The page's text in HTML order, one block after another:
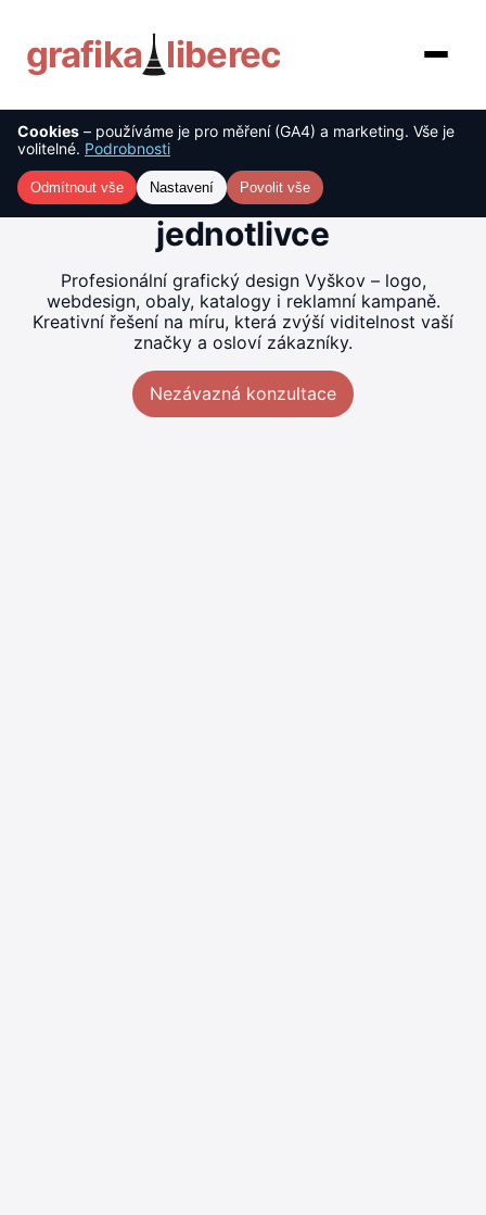
grafika liberec
O nás
Služby
Reference
Cookies – používáme je pro měření (GA4) a marketing. Vše je
volitelné. Podrobnosti
Odmítnout vše Nastavení Povolit vše
Tvorba grafiky Vyškov –
kreativní řešení pro firmy i
jednotlivce
Profesionální grafický design Vyškov – logo,
webdesign, obaly, katalogy i reklamní kampaně.
Kreativní řešení na míru, která zvýší viditelnost vaší
značky a osloví zákazníky.
Nezávazná konzultace